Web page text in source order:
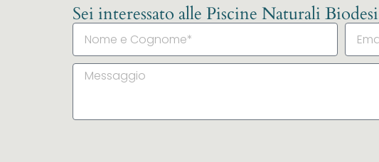
Sei interessato alle Piscine Naturali